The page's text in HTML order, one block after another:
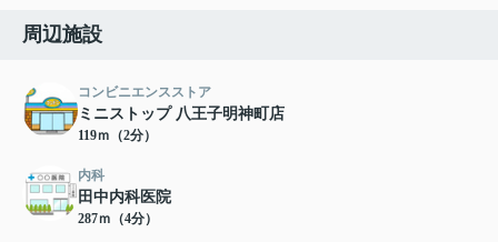
周辺施設
コンビニエンスストア
ミニストップ 八王子明神町店
119ｍ（2分）
内科
田中内科医院
287ｍ（4分）